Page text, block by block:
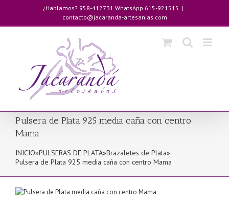
contenido
¿Hablamos? 958-412731 WhatsApp 615-921515 |
contacto@jacaranda-artesanias.com
Pulsera de Plata 925 media caña con centro
Mama
INICIO»PULSERAS DE PLATA»Brazaletes de Plata»
Pulsera de Plata 925 media caña con centro Mama